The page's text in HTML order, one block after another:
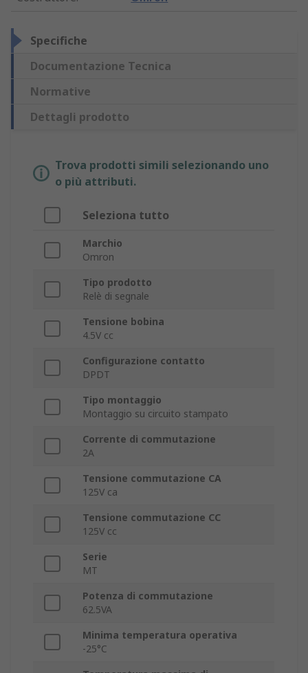
Specifiche
Documentazione Tecnica
Normative
Dettagli prodotto
Trova prodotti simili selezionando uno
o più attributi.
Seleziona tutto
Marchio
Omron
Tipo prodotto
Relè di segnale
Tensione bobina
4.5V cc
Configurazione contatto
DPDT
Tipo montaggio
Montaggio su circuito stampato
Corrente di commutazione
2A
Tensione commutazione CA
125V ca
Tensione commutazione CC
125V cc
Serie
MT
Potenza di commutazione
62.5VA
Minima temperatura operativa
-25°C